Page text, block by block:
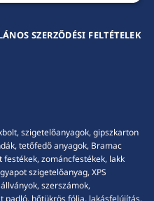
SZERZŐDÉSI FELTÉTELEK
szigetelőanyagok, gipszkarton
tetőfedő anyagok, Bramac
zománcfestékek, lakk
szigetelőanyag, XPS
szerszámok,
padló, hőtükrös fólia, lakásfelújítás,